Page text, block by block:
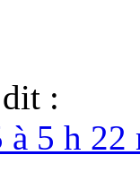
dit :
à 5 h